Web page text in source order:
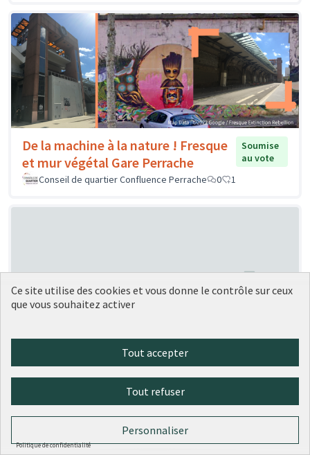
De la machine à la nature ! Fresque
et mur végétal Gare Perrache
Soumise
au vote
Conseil de quartier Confluence Perrache
0 1
Ce site utilise des cookies et vous donne le contrôle sur ceux
que vous souhaitez activer
Tout accepter
Tout refuser
Personnaliser
Politique de confidentialité